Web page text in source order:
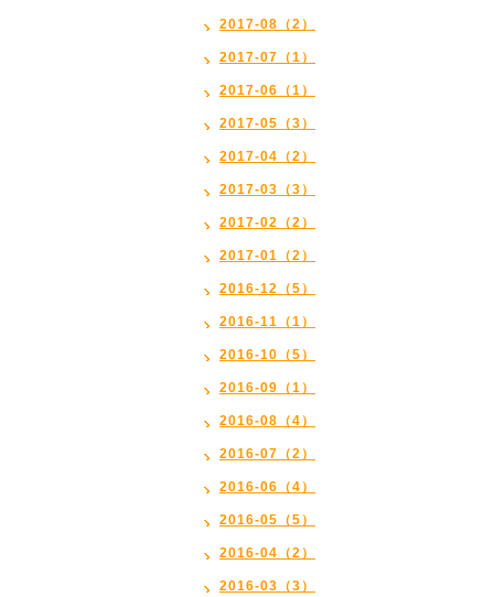
2017-08（2）
2017-07（1）
2017-06（1）
2017-05（3）
2017-04（2）
2017-03（3）
2017-02（2）
2017-01（2）
2016-12（5）
2016-11（1）
2016-10（5）
2016-09（1）
2016-08（4）
2016-07（2）
2016-06（4）
2016-05（5）
2016-04（2）
2016-03（3）